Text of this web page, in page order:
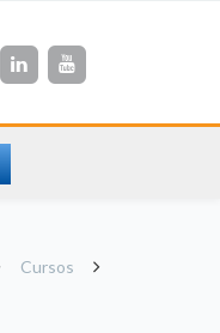
Cursos